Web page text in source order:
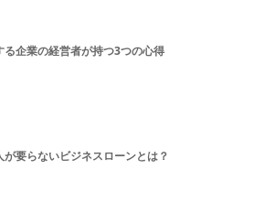
る企業の経営者が持つ3つの心得
が要らないビジネスローンとは？